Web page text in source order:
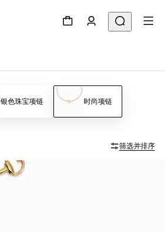
银色珠宝项链 时尚项链
筛选并排序